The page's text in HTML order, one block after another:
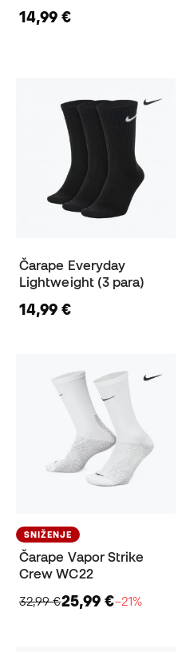
14,99 €
Čarape Everyday
Lightweight (3 para)
14,99 €
SNIŽENJE
Čarape Vapor Strike
Crew WC22
32,99 €25,99 €−21%